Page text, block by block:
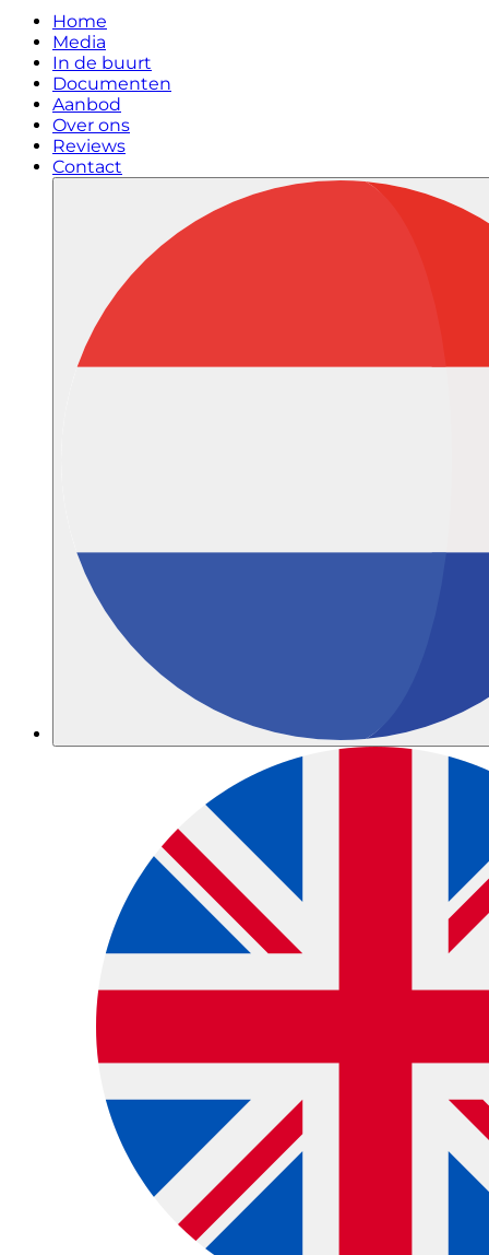
Home
Media
In de buurt
Documenten
Aanbod
Over ons
Reviews
Contact